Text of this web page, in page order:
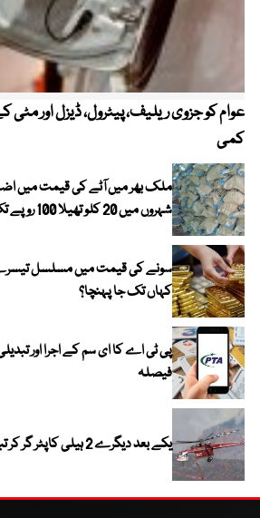
عوام کو جزوی ریلیف، پیٹرول، ڈیزل اور
کمی
ملک بھر میں آٹے کی قیمت میں
شہروں میں 20 کلو تھیلا 100 روپے تک مہنگا
سونے کی قیمت میں مسلسل تیسرے
کہاں تک جا پہنچا؟
پی ٹی اے کا ای سم کے اجرا اور
فیصلہ
یکے بعد دیگرے 2 ہیلی کاپٹر گر کر تباہ؛ متعدد ہلاکتیں